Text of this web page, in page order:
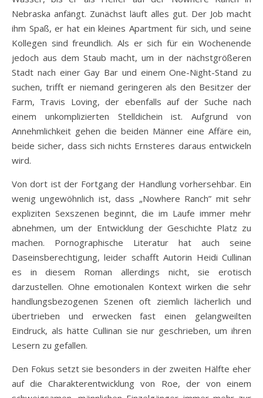
Nebraska anfängt. Zunächst läuft alles gut. Der Job macht
ihm Spaß, er hat ein kleines Apartment für sich, und seine
Kollegen sind freundlich. Als er sich für ein Wochenende
jedoch aus dem Staub macht, um in der nächstgrößeren
Stadt nach einer Gay Bar und einem One-Night-Stand zu
suchen, trifft er niemand geringeren als den Besitzer der
Farm, Travis Loving, der ebenfalls auf der Suche nach
einem unkomplizierten Stelldichein ist. Aufgrund von
Annehmlichkeit gehen die beiden Männer eine Affäre ein,
beide sicher, dass sich nichts Ernsteres daraus entwickeln
wird.
Von dort ist der Fortgang der Handlung vorhersehbar. Ein
wenig ungewöhnlich ist, dass „Nowhere Ranch” mit sehr
expliziten Sexszenen beginnt, die im Laufe immer mehr
abnehmen, um der Entwicklung der Geschichte Platz zu
machen. Pornographische Literatur hat auch seine
Daseinsberechtigung, leider schafft Autorin Heidi Cullinan
es in diesem Roman allerdings nicht, sie erotisch
darzustellen. Ohne emotionalen Kontext wirken die sehr
handlungsbezogenen Szenen oft ziemlich lächerlich und
übertrieben und erwecken fast einen gelangweilten
Eindruck, als hätte Cullinan sie nur geschrieben, um ihren
Lesern zu gefallen.
Den Fokus setzt sie besonders in der zweiten Hälfte eher
auf die Charakterentwicklung von Roe, der von einem